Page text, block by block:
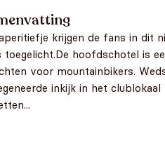
krijgen de fans in dit
toegelicht.De hoofdschotel is
voor mountainbikers.
inkijk in het